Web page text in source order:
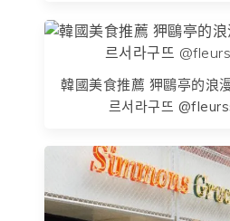
韓國美食推薦 狎鷗亭的浪
르서라구뜨